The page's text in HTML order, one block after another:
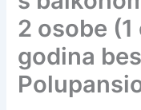
2 osobe
godina